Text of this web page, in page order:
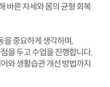
바른 자세와 몸의 균형 회복
을 중요하게 생각하며,
을 두고 수업을 진행합니다.
와 생활습관 개선 방법까지